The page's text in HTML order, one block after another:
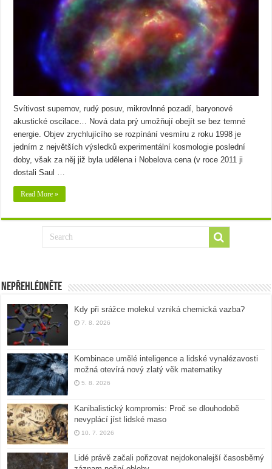
Svítivost supernov, rudý posuv, mikrovlnné pozadí, baryonové
akustické oscilace… Nová data prý umožňují obejít se bez temné
energie. Objev zrychlujícího se rozpínání vesmíru z roku 1998 je
jedním z největších výsledků experimentální kosmologie poslední
doby, však za něj již byla udělena i Nobelova cena (v roce 2011 ji
dostali Saul …
Read More »
Nepřehlédněte
Kdy při srážce molekul vzniká chemická vazba?
7. 8. 2026
Kombinace umělé inteligence a lidské vynalézavosti
možná otevírá nový zlatý věk matematiky
5. 8. 2026
Kanibalistický kompromis: Proč se dlouhodobě
nevyplácí jíst lidské maso
10. 7. 2026
Lidé právě začali pořizovat nejdokonalejší časosběrný